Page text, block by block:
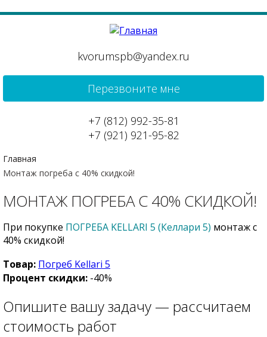
kvorumspb@yandex.ru
Перезвоните мне
+7 (812) 992-35-81
+7 (921) 921-95-82
Главная
Монтаж погреба с 40% скидкой!
МОНТАЖ ПОГРЕБА С 40% СКИДКОЙ!
При покупке ПОГРЕБА KELLARI 5 (Келлари 5) монтаж с
40% скидкой!
Товар: Погреб Kellari 5
Процент скидки: -40%
Опишите вашу задачу — рассчитаем
стоимость работ